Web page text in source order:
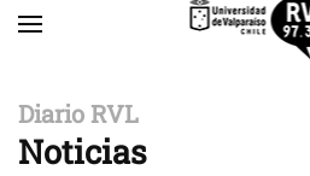
Diario RVL
Noticias